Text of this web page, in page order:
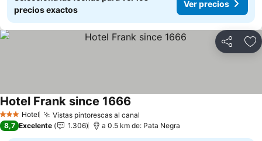
precios exactos
Ver precios
Compartir
3 Estrellas
Hotel Vistas pintorescas al canal
Hotel Frank since 1666
8,7 Excelente 1.306 a 0.5 km de: Pata Negra